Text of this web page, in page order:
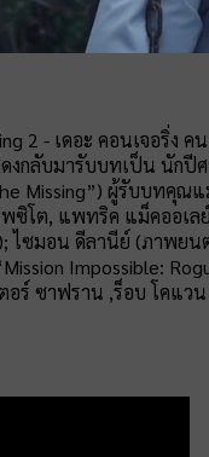
2 - เดอะ คอนเจอริ่ง
กลับมารับบทเป็น นักปี
Missing”) ผู้รับบทคุณแ
ซิโต, แพทริค แม็คออเล
ไซมอน ดีลานีย์ (ภาพย
Impossible:
อร์ ซาฟราน ,ร็อบ โคแ